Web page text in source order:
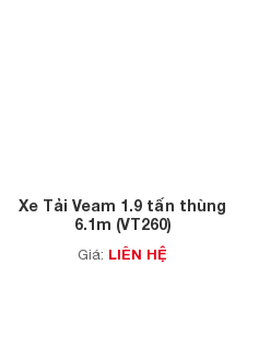
Xe Tải Veam 1.9 tấn thùng
6.1m (VT260)
Giá: LIÊN HỆ